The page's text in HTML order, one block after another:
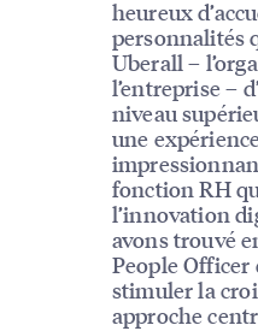
heureux
personnalités
Uberall –
l’entreprise –
niveau
une expérience
fonction RH
l’innovation
avons trouvé
People
stimuler la
approche